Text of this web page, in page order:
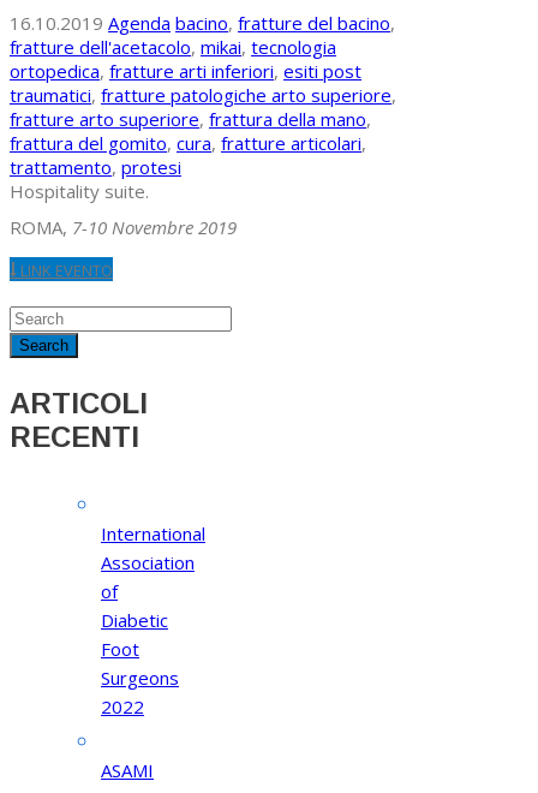
16.10.2019 Agenda bacino, fratture del bacino,
fratture dell'acetacolo, mikai, tecnologia
ortopedica, fratture arti inferiori, esiti post
traumatici, fratture patologiche arto superiore,
fratture arto superiore, frattura della mano,
frattura del gomito, cura, fratture articolari,
trattamento, protesi
Hospitality suite.
ROMA, 7-10 Novembre 2019
LINK EVENTO
ARTICOLI
RECENTI
International
Association
of
Diabetic
Foot
Surgeons
2022
ASAMI